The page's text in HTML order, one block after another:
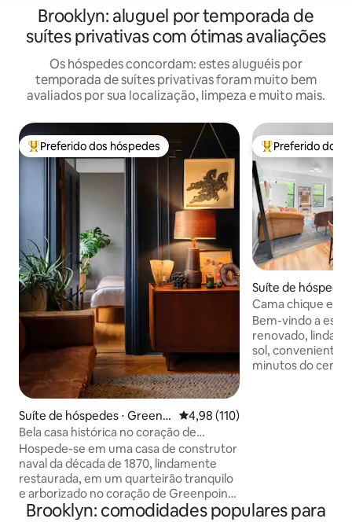
Brooklyn: aluguel por temporada de
suítes privativas com ótimas avaliações
Os hóspedes concordam: estes aluguéis por
temporada de suítes privativas foram muito bem
avaliados por sua localização, limpeza e muito mais.
Entre os melhores preferidos dos hóspedes
Preferido dos hóspedes
Suíte de hóspedes ⋅ Greenp
oint
4,98 de uma avaliação média de
4,98 (110)
Bela casa histórica no coração de
Greenpoint
Hospede-se em uma casa de construtor
naval da década de 1870, lindamente
restaurada, em um quarteirão tranquilo
e arborizado no coração de Greenpoint.
Este apartamento privativo inclui dois
Entre os
Preferido dos
Suíte de
-Stuyvesant
Cama chique e
Bem-vindo a
renovado,
sol,
minutos do
trabalho
horas, 7 dias por
Brooklyn: comodidades populares para